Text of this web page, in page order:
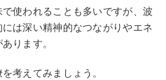
使われることも多いですが、波
は深い精神的なつながりやエネ
ります。
考えてみましょう。